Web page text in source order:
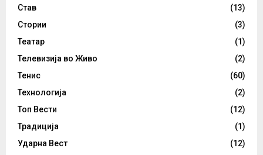
Став
(13)
Стории
(3)
Театар
(1)
Телевизија во Живо
(2)
Тенис
(60)
Технологија
(2)
Топ Вести
(12)
Традиција
(1)
Ударна Вест
(12)